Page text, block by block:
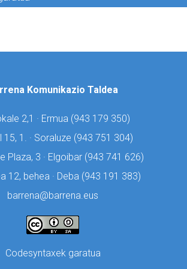
Komunikazio Taldea
2,1 · Ermua (943 179 350)
15, 1. · Soraluze (943 751 304)
Plaza, 3 · Elgoibar (943 741 626)
12, behea · Deba (943 191 383)
barrena@barrena.eus
Codesyntaxek garatua